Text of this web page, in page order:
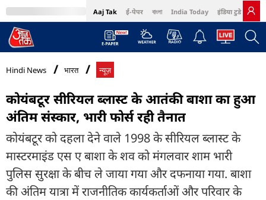
Aaj Tak ई-पेपर বাংলা India Today इंडिया टुडे हिंदी
MumbaiTak Cosmopolitan Harper's Bazaar Northeast
Hindi News भारत न्यूज़
कोयंबटूर सीरियल ब्लास्ट के आतंकी बाशा का हुआ
अंतिम संस्कार, भारी फोर्स रही तैनात
कोयंबटूर को दहला देने वाले 1998 के सीरियल ब्लास्ट के
मास्टरमाइंड एस ए बाशा के शव को मंगलवार शाम भारी
पुलिस सुरक्षा के बीच ले जाया गया और दफनाया गया. बाशा
की अंतिम यात्रा में राजनीतिक कार्यकर्ताओं और परिवार के